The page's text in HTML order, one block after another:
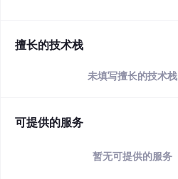
擅长的技术栈
未填写擅长的技术栈
可提供的服务
暂无可提供的服务